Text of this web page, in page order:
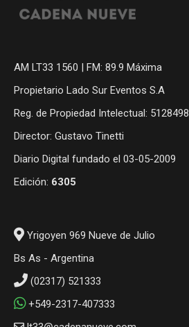
AM LT33 1560 | FM: 89.9 Máxima
Propietario Lado Sur Eventos S.A
Reg. de Propiedad Intelectual: 5128498
Director: Gustavo Tinetti
Diario Digital fundado el 03-05-2009
Edición: 6305
Yrigoyen 969 Nueve de Julio
Bs As - Argentina
(02317) 521333
+549-2317-407333